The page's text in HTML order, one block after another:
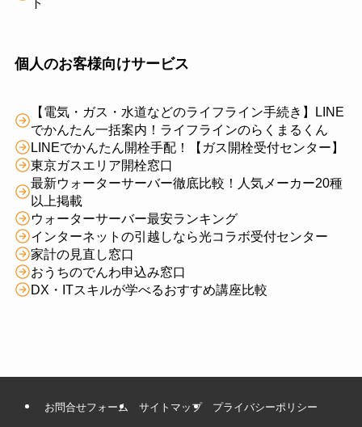
個人のお客様向けサービス
【電気・ガス・水道などのライフライン手続き】LINE
でかんたん一括案内！ライフラインのらくまるくん
LINEでかんたん開栓手配！【ガス開栓受付センター】
東京ガスエリア開栓窓口
最新ウォーターサーバー徹底比較！人気メーカー20種
以上掲載
ウォーターサーバー最安ランキング
インターネットの引越しなら光コラボ受付センター
家計の見直し窓口
おうちのでんわ申込み窓口
DX・ITスキルが学べるおすすめ講座比較
お問合せフォーム サイトマップ プライバシーポリシー